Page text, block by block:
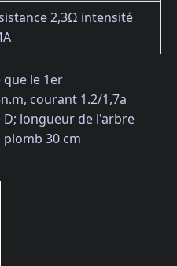
2,3Ω intensité
que le 1er
courant 1.2/1,7a
longueur de l'arbre
30 cm